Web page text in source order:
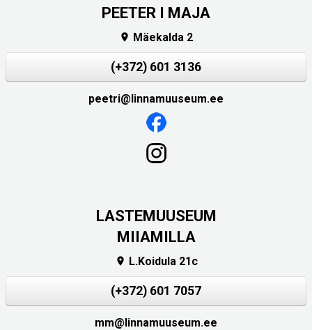
PEETER I MAJA
 Mäekalda 2
(+372) 601 3136
peetri@linnamuuseum.ee
LASTEMUUSEUM
MIIAMILLA
 L.Koidula 21c
(+372) 601 7057
mm@linnamuuseum.ee